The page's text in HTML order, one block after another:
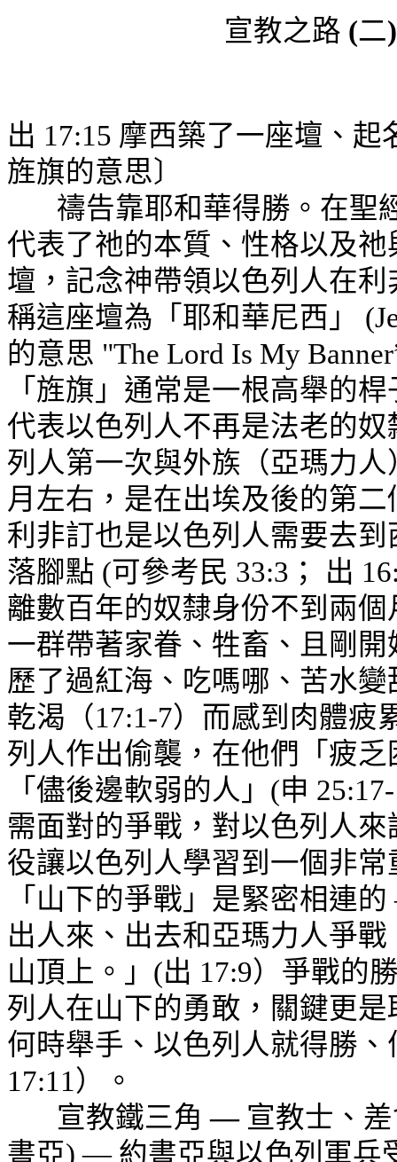
宣教之路 (二
出 17:15 摩西築了一座壇、
旌旗的意思〕
禱告靠耶和華得勝。在聖
代表了祂的本質、性格以及
壇，記念神帶領以色列人在
稱這座壇為「耶和華尼西」
的意思 "The Lord Is My Banner
「旌旗」通常是一根高舉的
代表以色列人不再是法老的
列人第一次與外族（亞瑪力
月左右，是在出埃及後的第
利非訂也是以色列人需要去
落腳點 (可參考民 33:3 ； 出
離數百年的奴隸身份不到兩
一群帶著家眷、牲畜、且剛
歷了過紅海、吃嗎哪、苦水
乾渴（17:1-7）而感到肉體疲
列人作出偷襲，在他們「疲
「儘後邊軟弱的人」(申
需面對的爭戰，對以色列人
役讓以色列人學習到一個非
「山下的爭戰」是緊密相連
出人來、出去和亞瑪力人爭
山頂上。」(出 17:9）爭戰的
列人在山下的勇敢，關鍵更
何時舉手、以色列人就得勝
17:11）。
宣教鐵三角 — 宣教士、
書亞) — 約書亞與以色列軍兵